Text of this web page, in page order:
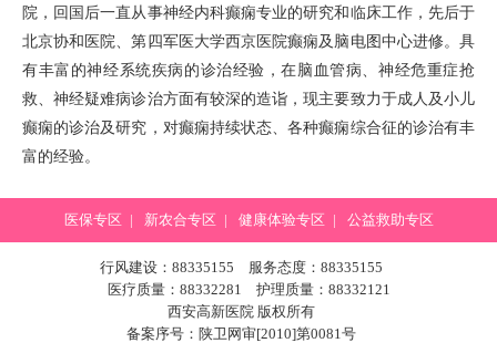
院，回国后一直从事神经内科癫痫专业的研究和临床工作，先后于
北京协和医院、第四军医大学西京医院癫痫及脑电图中心进修。具
有丰富的神经系统疾病的诊治经验，在脑血管病、神经危重症抢
救、神经疑难病诊治方面有较深的造诣，现主要致力于成人及小儿
癫痫的诊治及研究，对癫痫持续状态、各种癫痫综合征的诊治有丰
富的经验。
医保专区 | 新农合专区 | 健康体验专区 | 公益救助专区
行风建设：88335155 服务态度：88335155
医疗质量：88332281 护理质量：88332121
西安高新医院 版权所有
备案序号：陕卫网审[2010]第0081号